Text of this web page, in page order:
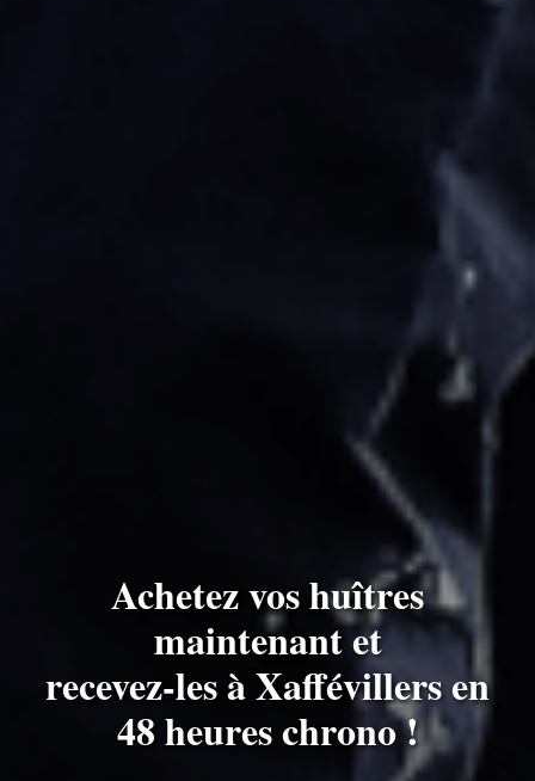
Achetez vos huîtres
maintenant et
recevez-les à Xaffévillers en
48 heures chrono !